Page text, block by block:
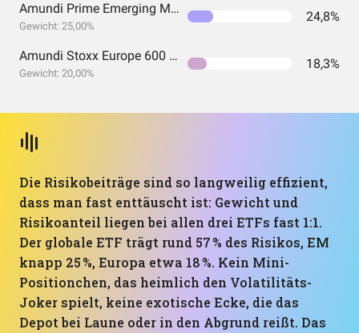
Amundi Prime Emerging Markets UCITS ETF DR (C)
Gewicht: 25,00%
24,8%
Amundi Stoxx Europe 600 UCITS ETF C EUR
Gewicht: 20,00%
18,3%
Die Risikobeiträge sind so langweilig effizient,
dass man fast enttäuscht ist: Gewicht und
Risikoanteil liegen bei allen drei ETFs fast 1:1.
Der globale ETF trägt rund 57 % des Risikos, EM
knapp 25 %, Europa etwa 18 %. Kein Mini-
Positionchen, das heimlich den Volatilitäts-
Joker spielt, keine exotische Ecke, die das
Depot bei Laune oder in den Abgrund reißt. Das